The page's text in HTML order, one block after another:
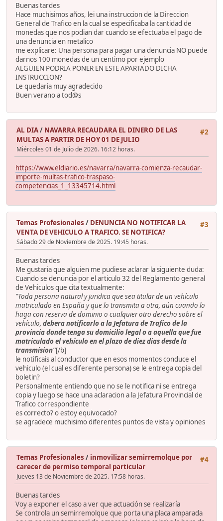
Buenas tardes
Hace muchisimos años, lei una instruccion de la Direccion
General de Trafico en la cual se especificaba la cantidad de
monedas que nos podian dar cuando se efectuaba el pago de
una denuncia en metalico
me explicare: Una persona para pagar una denuncia NO puede
darnos 100 monedas de un centimo por ejemplo
ALGUIEN PODRIA PONER EN ESTE APARTADO DICHA
INSTRUCCION?
Le quedaria muy agradecido
Buen verano a tod@s
#2
AL DIA/ NAVARRA RECAUDARA EL DINERO DE LAS
MULTAS A PARTIR DE HOY 01 DE JULIO
Miércoles 01 de Julio de 2026. 16:12 horas.
https://www.eldiario.es/navarra/navarra-comienza-recaudar-
importe-multas-trafico-traspaso-
competencias_1_13345714.html
#3
Temas Profesionales / DENUNCIA NO NOTIFICAR LA
VENTA DE VEHICULO A TRAFICO. SE NOTIFICA?
Sábado 29 de Noviembre de 2025. 19:45 horas.
Buenas tardes
Me gustaria que alguien me pudiese aclarar la siguiente duda:
Cuando se denuncia por el articulo 32 del Reglamento general
de Vehiculos que cita textualmente:
"Toda persona natural y juridica que sea titular de un vehículo
matriculado en España y que lo transmita a otra, aún cuando lo
haga con reserva de dominio o cualquier otro derecho sobre el
vehículo, debera notificarlo a la Jefatura de Trafico de la
provincia donde tenga su domicilio legal o a aquella que fue
matriculado el vehículo en el plazo dediez diasdesde la
transmision"[/b]
le notificais al conductor que en esos momentos conduce el
vehiculo (el cual es diferente persona) se le entrega copia del
boletin?
Personalmente entiendo que no se le notifica ni se entrega
copia y luego se hace una aclaracion a la Jefatura Provincial de
Trafico correspondiente
es correcto? o estoy equivocado?
se agradece muchisimo diferentes puntos de vista y opiniones
#4
Temas Profesionales / inmovilizar semirremolque por
carecer de permiso temporal particular
Jueves 13 de Noviembre de 2025. 17:58 horas.
Buenas tardes
Voy a exponer el caso a ver que actuación se realizaría
Se controla un semirremolque que porta una placa amparada